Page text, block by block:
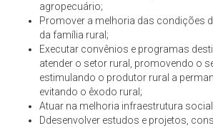
agropecuário;
Promover a melhoria das condições
da família rural;
Executar convênios e programas
atender o setor rural, promovendo o
estimulando o produtor rural a
evitando o êxodo rural;
Atuar na melhoria infraestrutura
Ddesenvolver estudos e projetos,